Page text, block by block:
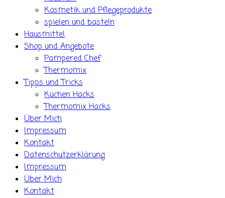
Kosmetik und Pflegeprodukte
spielen und basteln
Hausmittel
Shop und Angebote
Pampered Chef
Thermomix
Tipps und Tricks
Küchen Hacks
Thermomix Hacks
Über Mich
Impressum
Kontakt
Datenschutzerklärung
Impressum
Über Mich
Kontakt